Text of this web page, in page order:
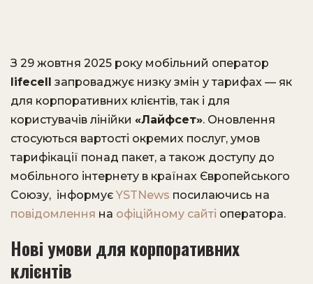
З 29 жовтня 2025 року мобільний оператор
lifecell запроваджує низку змін у тарифах — як
для корпоративних клієнтів, так і для
користувачів лінійки «Лайфсет». Оновлення
стосуються вартості окремих послуг, умов
тарифікації понад пакет, а також доступу до
мобільного інтернету в країнах Європейського
Союзу, інформує YSTNews посилаючись на
повідомлення на офіційному сайті оператора.
Нові умови для корпоративних
клієнтів